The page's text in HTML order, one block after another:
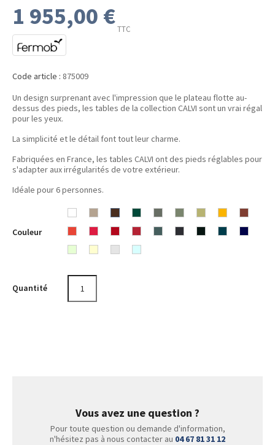
1 955,00 €TTC
Code article : 875009
Un design surprenant avec l'impression que le plateau flotte au-
dessus des pieds, les tables de la collection CALVI sont un vrai régal
pour les yeux.
La simplicité et le détail font tout leur charme.
Fabriquées en France, les tables CALVI ont des pieds réglables pour
s'adapter aux irrégularités de votre extérieur.
Idéale pour 6 personnes.
Couleur
Blanc
Coton
MuscadeRouilleCèdreRomarinCactusTilleul Miel
Ocre
rouge
Capucine
Rose
Praline
CoquelicotPimentGris
CarboneRéglisse
Bleu
Bleu
OpalineCitron
givré
Gris
Menthe
Quantité
Vous avez une question ?
Pour toute question ou demande d'information,
n'hésitez pas à nous contacter au 04 67 81 31 12